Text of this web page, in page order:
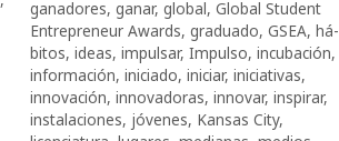
ganadores, ganar, global, Global Student
Entrepreneur Awards, graduado, GSEA, há­
bi­tos, ideas, impulsar, Impulso, incubación,
información, iniciado, iniciar, iniciativas,
innovación, innovadoras, innovar, inspirar,
instalaciones, jóvenes, Kansas City,